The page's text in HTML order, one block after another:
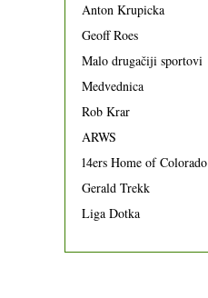
Anton Krupicka
Geoff Roes
Malo drugačiji sportovi
Medvednica
Rob Krar
ARWS
14ers Home of Colorado
Gerald Trekk
Liga Dotka